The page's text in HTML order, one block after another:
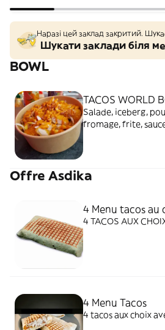
Наразі цей заклад закритий.
Шукати заклади біля
BOWL
TACOS WORLD
Salade, iceberg,
fromage, frite,
Offre Asdika
4 Menu tacos au
4 TACOS AUX
4 Menu Tacos
4 tacos aux choix